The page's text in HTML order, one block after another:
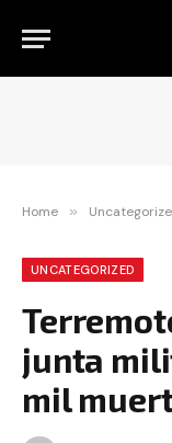
Home »
UNCATEGORIZED
junta
mil